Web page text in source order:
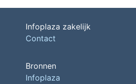
Infoplaza zakelijk
Contact
Bronnen
Infoplaza